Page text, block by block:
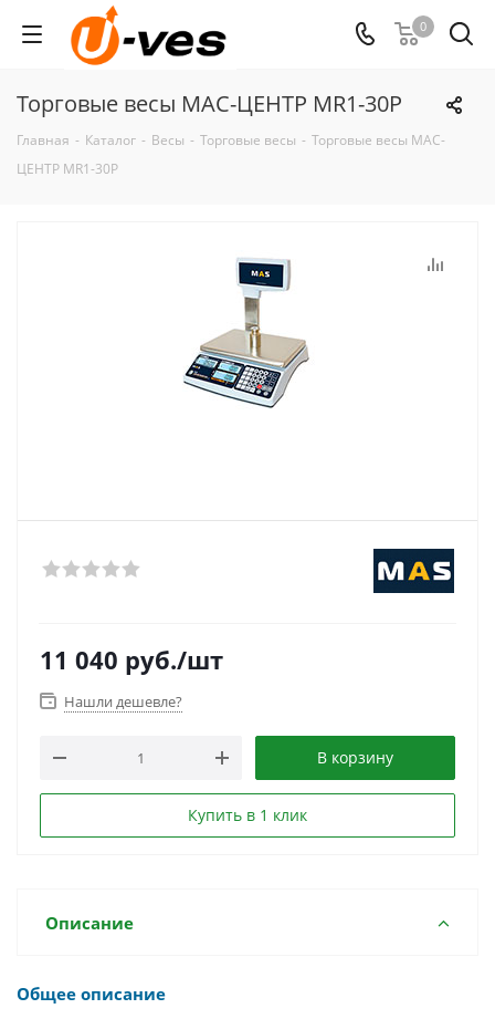
0
Торговые весы МАС-ЦЕНТР MR1-30P
Главная - Каталог - Весы - Торговые весы - Торговые весы МАС-
ЦЕНТР MR1-30P
11 040 руб./шт
Нашли дешевле?
В корзину
Купить в 1 клик
Описание
Общее описание